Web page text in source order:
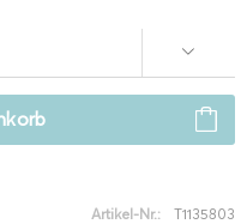
Artikel-Nr.:
T1135803